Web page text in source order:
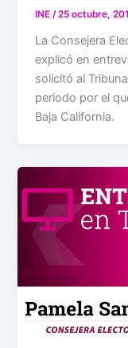
INE/25 octubre,
La Consejera
explicó en
solicitó al
periodo por el
Baja California.